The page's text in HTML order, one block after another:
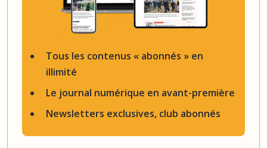
Tous les contenus « abonnés » en
illimité
Le journal numérique en avant-première
Newsletters exclusives, club abonnés